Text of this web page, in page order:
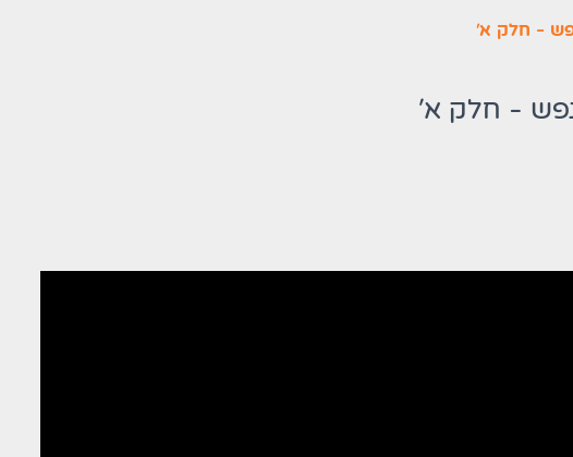
- חלק א'
- חלק א'